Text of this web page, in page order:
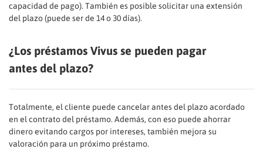
capacidad de pago). También es posible solicitar una extensión
del plazo (puede ser de 14 o 30 días).
¿Los préstamos Vivus se pueden pagar
antes del plazo?
Totalmente, el cliente puede cancelar antes del plazo acordado
en el contrato del préstamo. Además, con eso puede ahorrar
dinero evitando cargos por intereses, también mejora su
valoración para un próximo préstamo.